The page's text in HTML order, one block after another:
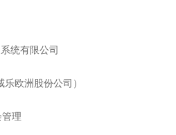
统有限公司
欧洲股份公司）
理